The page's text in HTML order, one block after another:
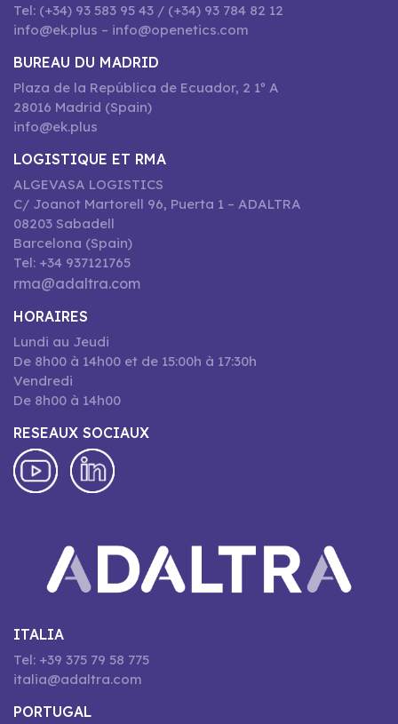
Tel: (+34) 93 583 95 43 / (+34) 93 784 82 12
info@ek.plus – info@openetics.com
BUREAU DU MADRID
Plaza de la República de Ecuador, 2 1º A
28016 Madrid (Spain)
info@ek.plus
LOGISTIQUE ET RMA
ALGEVASA LOGISTICS
C/ Joanot Martorell 96, Puerta 1 – ADALTRA
08203 Sabadell
Barcelona (Spain)
Tel: +34 937121765
rma@adaltra.com
HORAIRES
Lundi au Jeudi
De 8h00 à 14h00 et de 15:00h à 17:30h
Vendredi
De 8h00 à 14h00
RESEAUX SOCIAUX
ITALIA
Tel: +39 375 79 58 775
italia@adaltra.com
PORTUGAL